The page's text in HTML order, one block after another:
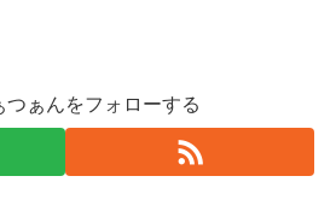
つぁんをフォローする